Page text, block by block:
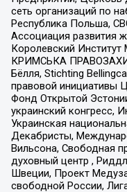
сеть организаций по
Республика Польша,
Ассоциация развития
Королевский
КРИМСЬКА
Бёлля, Stichting
правовой инициативы
Фонд Открытой
украинский конгресс,
Украинская
Декабристы,
Вильсона, Свободная
духовный центр ,
Швеции, Проект
свободной России,